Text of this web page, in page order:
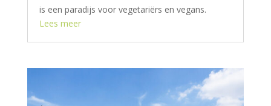
is een paradijs voor vegetariërs en vegans.
Lees meer